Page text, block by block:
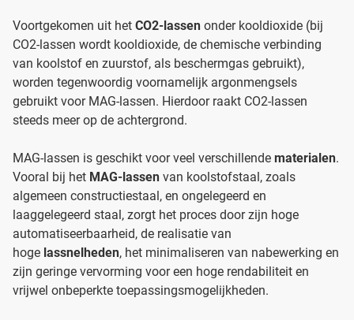
Voortgekomen uit het CO2-lassen onder kooldioxide (bij
CO2-lassen wordt kooldioxide, de chemische verbinding
van koolstof en zuurstof, als beschermgas gebruikt),
worden tegenwoordig voornamelijk argonmengsels
gebruikt voor MAG-lassen. Hierdoor raakt CO2-lassen
steeds meer op de achtergrond.
MAG-lassen is geschikt voor veel verschillende materialen.
Vooral bij het MAG-lassen van koolstofstaal, zoals
algemeen constructiestaal, en ongelegeerd en
laaggelegeerd staal, zorgt het proces door zijn hoge
automatiseerbaarheid, de realisatie van
hoge lassnelheden, het minimaliseren van nabewerking en
zijn geringe vervorming voor een hoge rendabiliteit en
vrijwel onbeperkte toepassingsmogelijkheden.